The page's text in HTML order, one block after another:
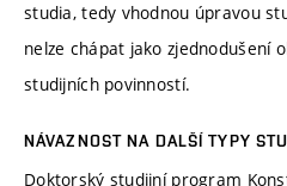
studia, tedy vhodnou úpravou
nelze chápat jako zjednodušení
studijních povinností.
NÁVAZNOST NA DALŠÍ TYPY
Doktorský studijní program